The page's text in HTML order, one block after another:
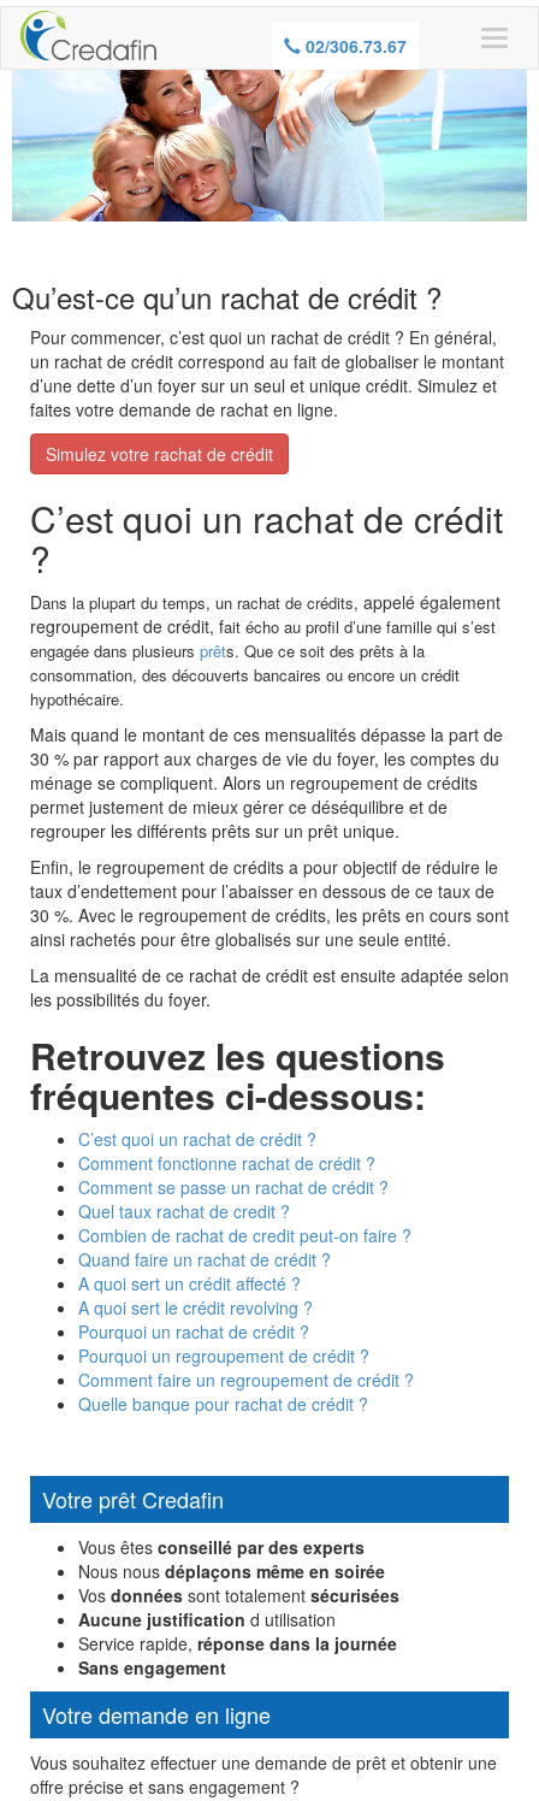
ATTENTION, EMPRUNTER DE L’ARGENT
COUTE AUSSI DE L’ARGENT
02/306.73.67
Qu’est-ce qu’un rachat de crédit ?
Pour commencer, c’est quoi un rachat de crédit ? En général,
un rachat de crédit correspond au fait de globaliser le montant
d’une dette d’un foyer sur un seul et unique crédit. Simulez et
faites votre demande de rachat en ligne.
Simulez votre rachat de crédit
C’est quoi un rachat de crédit
?
Dans la plupart du temps, un rachat de crédits, appelé également
regroupement de crédit, fait écho au profil d’une famille qui s’est
engagée dans plusieurs prêts. Que ce soit des prêts à la
consommation, des découverts bancaires ou encore un crédit
hypothécaire.
Mais quand le montant de ces mensualités dépasse la part de
30 % par rapport aux charges de vie du foyer, les comptes du
ménage se compliquent. Alors un regroupement de crédits
permet justement de mieux gérer ce déséquilibre et de
regrouper les différents prêts sur un prêt unique.
Enfin, le regroupement de crédits a pour objectif de réduire le
taux d’endettement pour l’abaisser en dessous de ce taux de
30 %. Avec le regroupement de crédits, les prêts en cours sont
ainsi rachetés pour être globalisés sur une seule entité.
La mensualité de ce rachat de crédit est ensuite adaptée selon
les possibilités du foyer.
Retrouvez les questions
fréquentes ci-dessous:
C’est quoi un rachat de crédit ?
Comment fonctionne rachat de crédit ?
Comment se passe un rachat de crédit ?
Quel taux rachat de credit ?
Combien de rachat de credit peut-on faire ?
Quand faire un rachat de crédit ?
A quoi sert un crédit affecté ?
A quoi sert le crédit revolving ?
Pourquoi un rachat de crédit ?
Pourquoi un regroupement de crédit ?
Comment faire un regroupement de crédit ?
Quelle banque pour rachat de crédit ?
Votre prêt Credafin
Vous êtes conseillé par des experts
Nous nous déplaçons même en soirée
Vos données sont totalement sécurisées
Aucune justification d utilisation
Service rapide, réponse dans la journée
Sans engagement
Votre demande en ligne
Vous souhaitez effectuer une demande de prêt et obtenir une
offre précise et sans engagement ?